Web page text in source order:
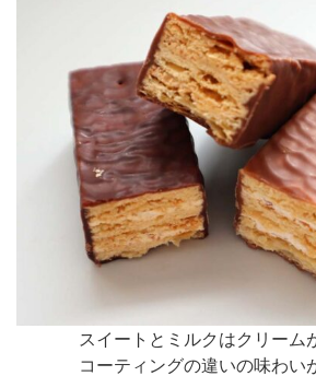
スイートとミルクはクリーム
コーティングの違いの味わい